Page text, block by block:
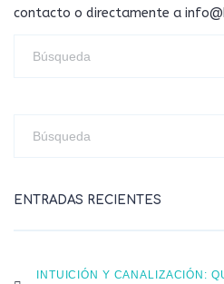
contacto o directamente a
ENTRADAS RECIENTES
INTUICIÓN Y CANALIZACIÓN: